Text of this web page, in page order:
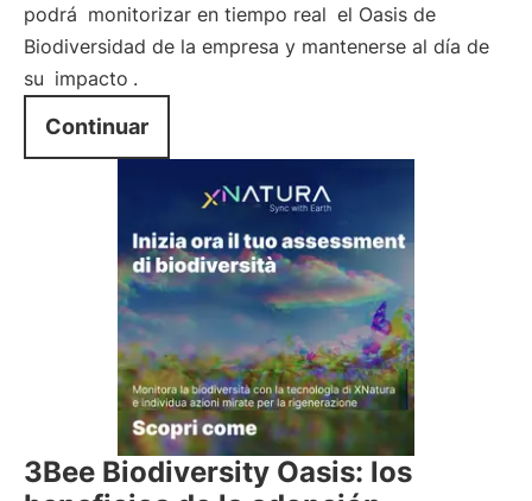
podrá monitorizar en tiempo real el Oasis de
Biodiversidad de la empresa y mantenerse al día de
su impacto .
Continuar
3Bee Biodiversity Oasis: los